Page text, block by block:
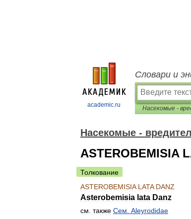
academic.ru
Словари и
Насекомые -
ASTEROBEMISIA
Толкование
ASTEROBEMISIA LATA DANZ
Asterobemisia lata Danz
см также Сем Aleyrodidae